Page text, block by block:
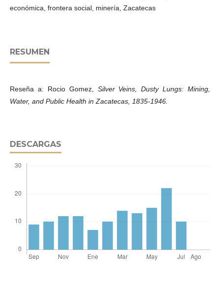
económica, frontera social, minería, Zacatecas
RESUMEN
Reseña a: Rocio Gomez, Silver Veins, Dusty Lungs: Mining,
Water, and Public Health in Zacatecas, 1835-1946.
DESCARGAS